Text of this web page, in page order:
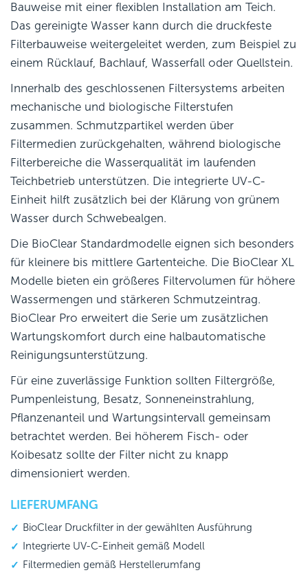
Bauweise mit einer flexiblen Installation am Teich.
Das gereinigte Wasser kann durch die druckfeste
Filterbauweise weitergeleitet werden, zum Beispiel zu
einem Rücklauf, Bachlauf, Wasserfall oder Quellstein.
Innerhalb des geschlossenen Filtersystems arbeiten
mechanische und biologische Filterstufen
zusammen. Schmutzpartikel werden über
Filtermedien zurückgehalten, während biologische
Filterbereiche die Wasserqualität im laufenden
Teichbetrieb unterstützen. Die integrierte UV-C-
Einheit hilft zusätzlich bei der Klärung von grünem
Wasser durch Schwebealgen.
Die BioClear Standardmodelle eignen sich besonders
für kleinere bis mittlere Gartenteiche. Die BioClear XL
Modelle bieten ein größeres Filtervolumen für höhere
Wassermengen und stärkeren Schmutzeintrag.
BioClear Pro erweitert die Serie um zusätzlichen
Wartungskomfort durch eine halbautomatische
Reinigungsunterstützung.
Für eine zuverlässige Funktion sollten Filtergröße,
Pumpenleistung, Besatz, Sonneneinstrahlung,
Pflanzenanteil und Wartungsintervall gemeinsam
betrachtet werden. Bei höherem Fisch- oder
Koibesatz sollte der Filter nicht zu knapp
dimensioniert werden.
LIEFERUMFANG
BioClear Druckfilter in der gewählten Ausführung
Integrierte UV-C-Einheit gemäß Modell
Filtermedien gemäß Herstellerumfang